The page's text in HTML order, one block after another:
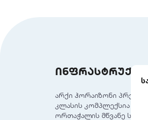
არქი ჰორაიზონი პრემიუმ
კლასის კომპლექსია
ორთაჭალის მწვანე